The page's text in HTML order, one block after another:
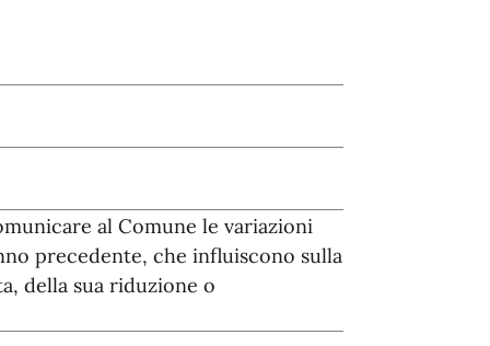
al Comune le variazioni
precedente, che influiscono sulla
della sua riduzione o